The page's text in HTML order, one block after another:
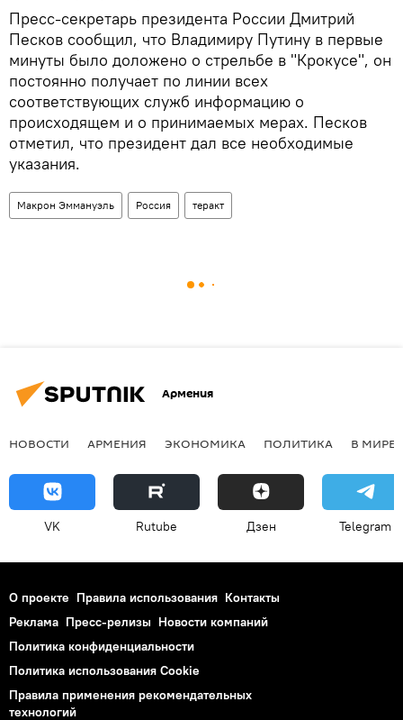
Пресс-секретарь президента России Дмитрий
Песков сообщил, что Владимиру Путину в первые
минуты было доложено о стрельбе в "Крокусе", он
постоянно получает по линии всех
соответствующих служб информацию о
происходящем и о принимаемых мерах. Песков
отметил, что президент дал все необходимые
указания.
Макрон Эммануэль Россия теракт
Армения
НОВОСТИ АРМЕНИЯ ЭКОНОМИКА ПОЛИТИКА В МИРЕ
VK Rutube Дзен Telegram
О проекте Правила использования Контакты
Реклама Пресс-релизы Новости компаний
Политика конфиденциальности
Политика использования Cookie
Правила применения рекомендательных
технологий